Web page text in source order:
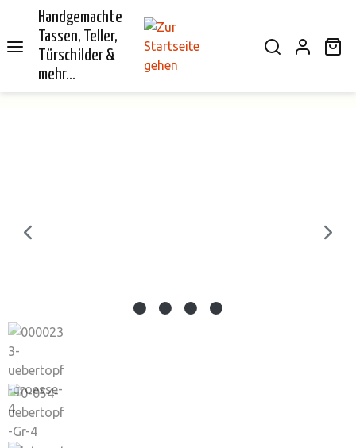
springen
Handgemachte
Tassen, Teller,
Türschilder &
mehr...